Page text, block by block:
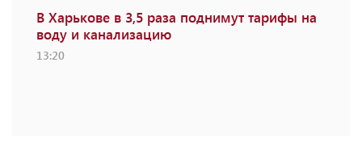
В Харькове в 3,5 раза поднимут тарифы на
воду и канализацию
13:20